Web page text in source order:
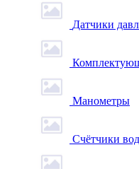
Датчики
Манометры
Счётчики